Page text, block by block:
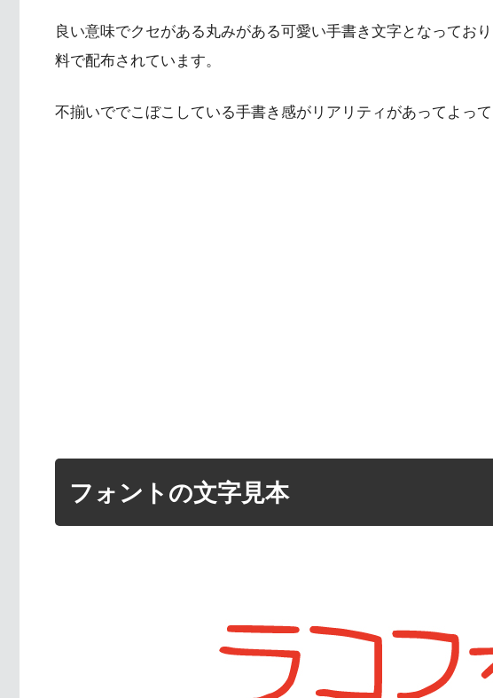
良い意味でクセがある丸みがある可愛い手書き文字となってお
料で配布されています。
不揃いででこぼこしている手書き感がリアリティがあってよっ
フォントの文字見本